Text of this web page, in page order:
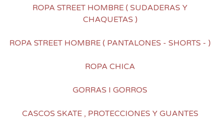
ROPA STREET HOMBRE ( SUDADERAS Y
CHAQUETAS )
ROPA STREET HOMBRE ( PANTALONES - SHORTS - )
ROPA CHICA
GORRAS I GORROS
CASCOS SKATE , PROTECCIONES Y GUANTES